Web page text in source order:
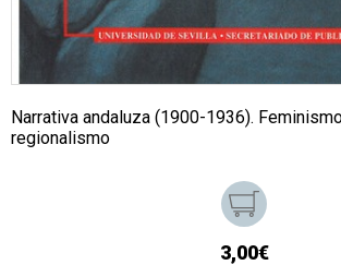
Narrativa andaluza (1900-1936).
regionalismo
3,00€